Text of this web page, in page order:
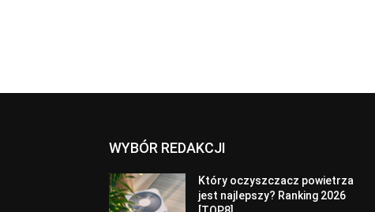
WYBÓR REDAKCJI
Który oczyszczacz powietrza
jest najlepszy? Ranking 2026